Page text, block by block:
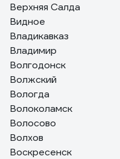
Верхняя Салда
Видное
Владикавказ
Владимир
Волгодонск
Волжский
Вологда
Волоколамск
Волосово
Волхов
Воскресенск